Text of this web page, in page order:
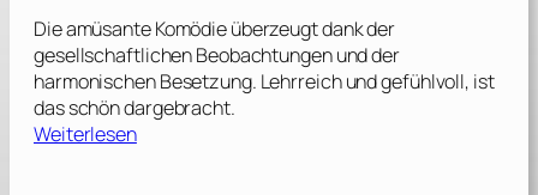
Die amüsante Komödie überzeugt dank der
gesellschaftlichen Beobachtungen und der
harmonischen Besetzung. Lehrreich und gefühlvoll, ist
das schön dargebracht.
Weiterlesen: